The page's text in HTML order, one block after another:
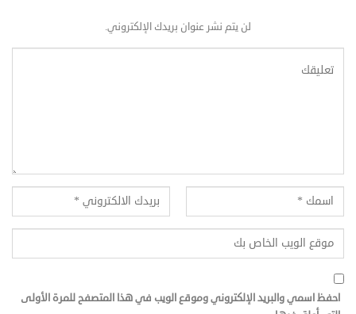
لن يتم نشر عنوان بريدك الإلكتروني.
احفظ اسمي والبريد الإلكتروني وموقع الويب في هذا المتصفح للمرة الأولى